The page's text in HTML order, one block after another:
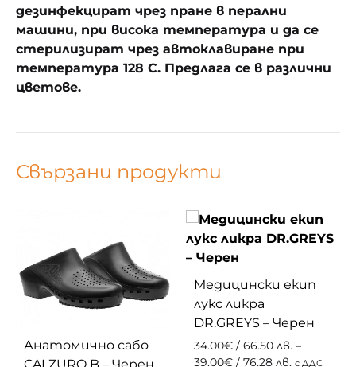
дезинфекцират чрез пране в перални
машини, при високa температурa и да се
стерилизират чрез автоклавиране при
температура 128 C. Предлага се в различни
цветове.
Свързани продукти
Анатомично сабо
Медицински екип
лукс ликра
DR.GREYS – Черен
34.00€ / 66.50 лв. –
39.00€ / 76.28 лв. Price
с ДДС